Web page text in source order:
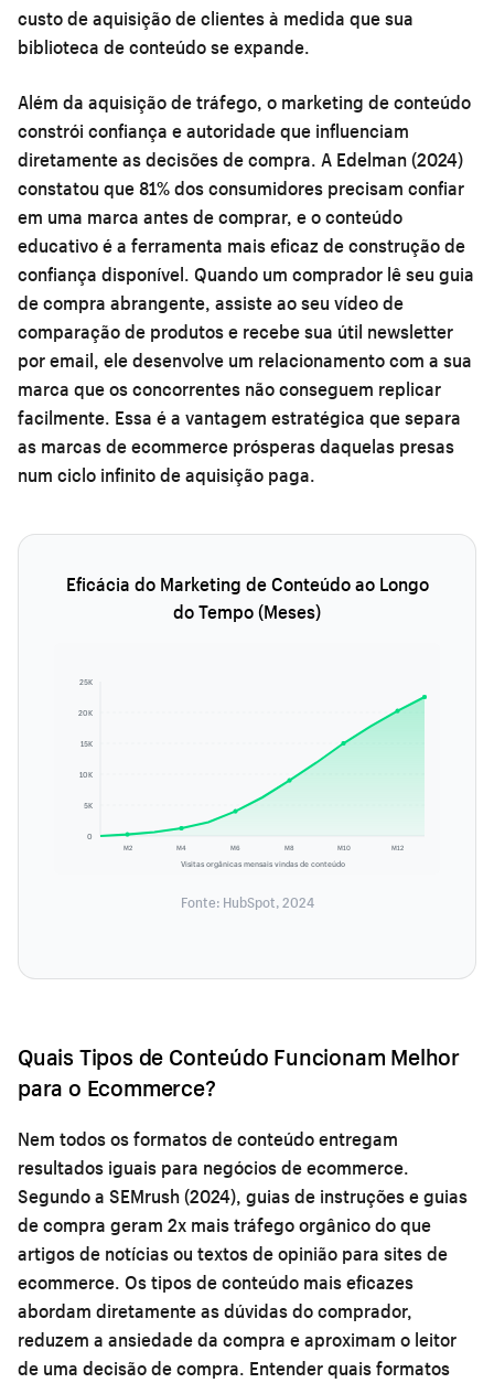
custo de aquisição de clientes à medida que sua
biblioteca de conteúdo se expande.
Além da aquisição de tráfego, o marketing de conteúdo
constrói confiança e autoridade que influenciam
diretamente as decisões de compra. A Edelman (2024)
constatou que 81% dos consumidores precisam confiar
em uma marca antes de comprar, e o conteúdo
educativo é a ferramenta mais eficaz de construção de
confiança disponível. Quando um comprador lê seu guia
de compra abrangente, assiste ao seu vídeo de
comparação de produtos e recebe sua útil newsletter
por email, ele desenvolve um relacionamento com a sua
marca que os concorrentes não conseguem replicar
facilmente. Essa é a vantagem estratégica que separa
as marcas de ecommerce prósperas daquelas presas
num ciclo infinito de aquisição paga.
Eficácia do Marketing de Conteúdo ao Longo
do Tempo (Meses)
0
5K
10K
15K
20K
25K
M2 M4 M6 M8 M10
M12
Visitas orgânicas mensais vindas de conteúdo
Fonte: HubSpot, 2024
Quais Tipos de Conteúdo Funcionam Melhor
para o Ecommerce?
Nem todos os formatos de conteúdo entregam
resultados iguais para negócios de ecommerce.
Segundo a SEMrush (2024), guias de instruções e guias
de compra geram 2x mais tráfego orgânico do que
artigos de notícias ou textos de opinião para sites de
ecommerce. Os tipos de conteúdo mais eficazes
abordam diretamente as dúvidas do comprador,
reduzem a ansiedade da compra e aproximam o leitor
de uma decisão de compra. Entender quais formatos